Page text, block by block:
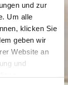
und zur
Um alle
klicken Sie
geben wir
Website an
und